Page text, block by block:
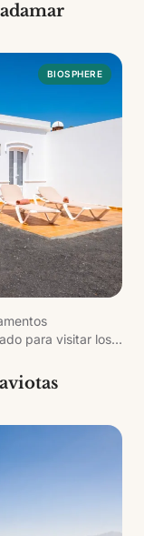
BIOSPHERE
para visitar los
uno con su
Vistamar Plus se
del Océano